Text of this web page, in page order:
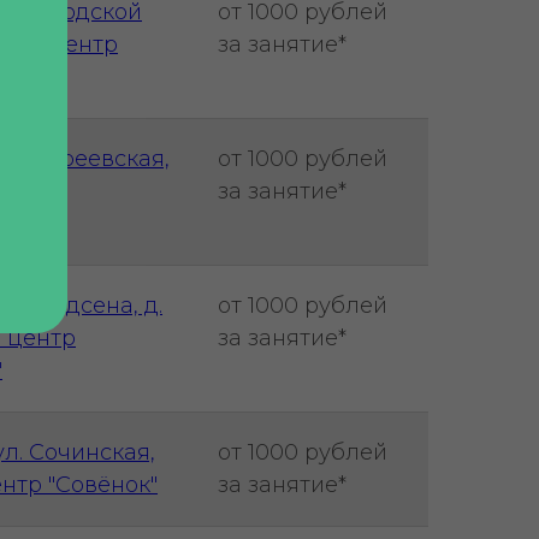
Заводской
центр
от 1000 рублей
за занятие*
от 1000 рублей
за занятие*
Амундсена, д.
центр
от 1000 рублей
за занятие*
Сочинская,
"Совёнок"
от 1000 рублей
за занятие*